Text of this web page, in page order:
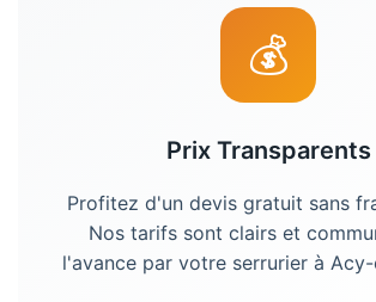
💰
Prix Transparents
Profitez d'un devis gratuit sans
Nos tarifs sont clairs et
l'avance par votre serrurier à